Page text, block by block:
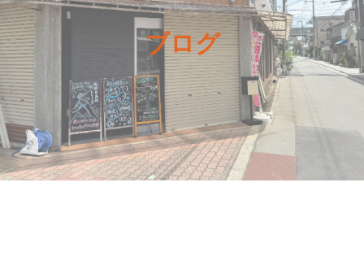
営業日
新着情報
患者様の声
Q&A
ブログ